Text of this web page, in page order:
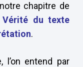
chapitre de
du texte
.
l’on entend par